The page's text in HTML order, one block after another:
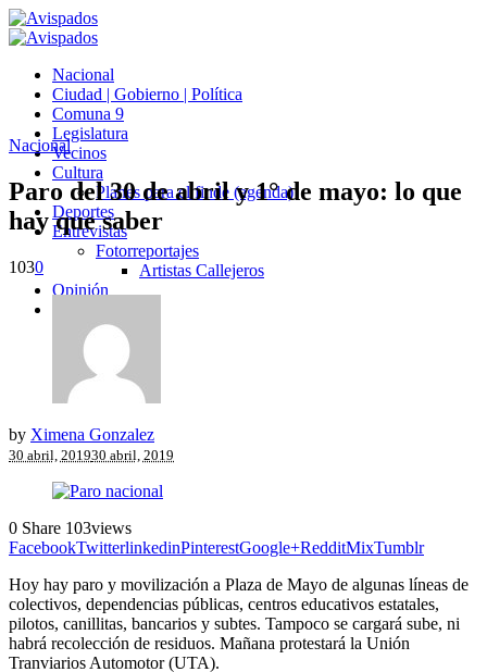
Nacional
Ciudad | Gobierno | Política
Comuna 9
Legislatura
Vecinos
Cultura
Planes para el finde (agenda)
Deportes
Entrevistas
Fotorreportajes
Artistas Callejeros
Opinión
Nacional
Paro del 30 de abril y 1° de mayo: lo que
hay que saber
1030
by Ximena Gonzalez
30 abril, 201930 abril, 2019
0 Share 103views
FacebookTwitterlinkedinPinterestGoogle+RedditMixTumblr
Hoy hay paro y movilización a Plaza de Mayo de algunas líneas de
colectivos, dependencias públicas, centros educativos estatales,
pilotos, canillitas, bancarios y subtes. Tampoco se cargará sube, ni
habrá recolección de residuos. Mañana protestará la Unión
Tranviarios Automotor (UTA).